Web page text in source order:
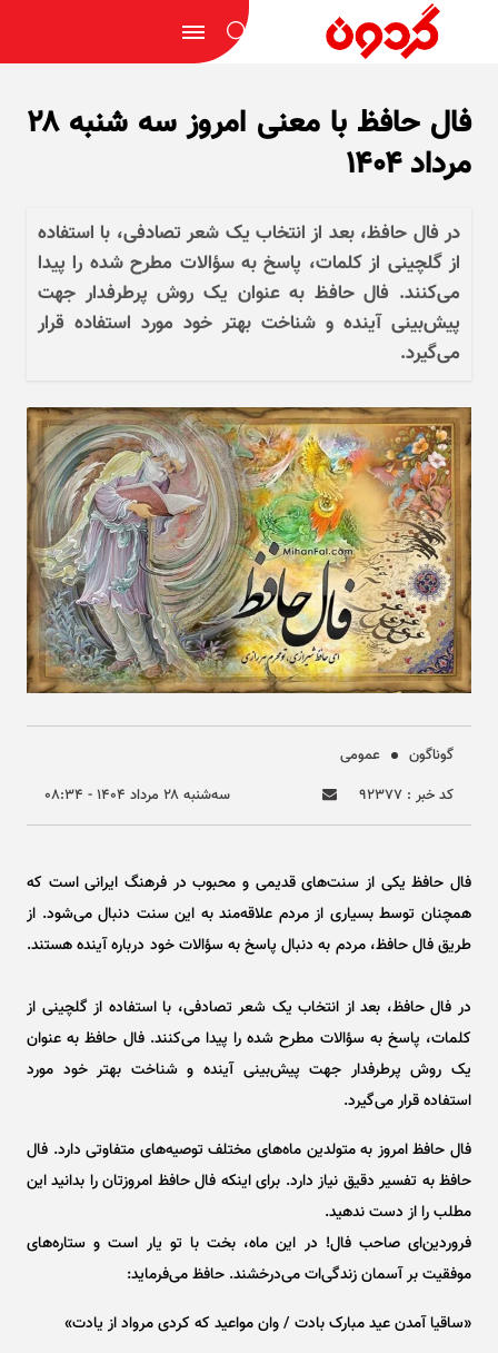
فال حافظ با معنی امروز سه شنبه ۲۸
مرداد ۱۴۰۴
در فال حافظ، بعد از انتخاب یک شعر تصادفی، با استفاده
از گلچینی از کلمات، پاسخ به سؤالات مطرح شده را پیدا
می‌کنند. فال حافظ به عنوان یک روش پرطرفدار جهت
پیش‌بینی آینده و شناخت بهتر خود مورد استفاده قرار
می‌گیرد.
گوناگون
عمومی
کد خبر : ۹۲۳۷۷
سه‌شنبه ۲۸ مرداد ۱۴۰۴ - ۰۸:۳۴
فال حافظ یکی از سنت‌های قدیمی و محبوب در فرهنگ ایرانی است که
همچنان توسط بسیاری از مردم علاقه‌مند به این سنت دنبال می‌شود. از
طریق فال حافظ، مردم به دنبال پاسخ به سؤالات خود درباره آینده هستند.
در فال حافظ، بعد از انتخاب یک شعر تصادفی، با استفاده از گلچینی از
کلمات، پاسخ به سؤالات مطرح شده را پیدا می‌کنند. فال حافظ به عنوان
یک روش پرطرفدار جهت پیش‌بینی آینده و شناخت بهتر خود مورد
استفاده قرار می‌گیرد.
فال حافظ امروز به متولدین ماه‌های مختلف توصیه‌های متفاوتی دارد. فال
حافظ به تفسیر دقیق نیاز دارد. برای اینکه فال حافظ امروزتان را بدانید این
مطلب را از دست ندهید.
فروردین‌ای صاحب فال! در این ماه، بخت با تو یار است و ستاره‌های
موفقیت بر آسمان زندگی‌ات می‌درخشند. حافظ می‌فرماید:
«ساقیا آمدن عید مبارک بادت / وان مواعید که کردی مرواد از یادت»